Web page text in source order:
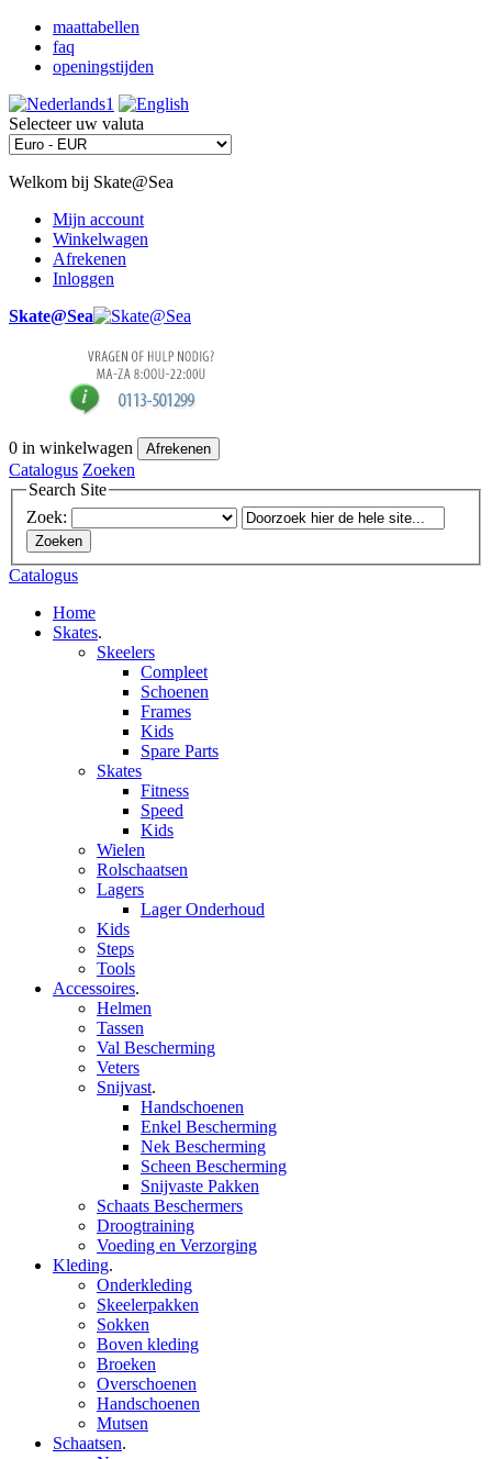
maattabellen
faq
openingstijden
Selecteer uw valuta
Welkom bij Skate@Sea
Mijn account
Winkelwagen
Afrekenen
Inloggen
Skate@Sea
0 in winkelwagen Afrekenen
Catalogus Zoeken
Search Site
Zoek:
Zoeken
Catalogus
Home
Skates.
Skeelers
Compleet
Schoenen
Frames
Kids
Spare Parts
Skates
Fitness
Speed
Kids
Wielen
Rolschaatsen
Lagers
Lager Onderhoud
Kids
Steps
Tools
Accessoires.
Helmen
Tassen
Val Bescherming
Veters
Snijvast.
Handschoenen
Enkel Bescherming
Nek Bescherming
Scheen Bescherming
Snijvaste Pakken
Schaats Beschermers
Droogtraining
Voeding en Verzorging
Kleding.
Onderkleding
Skeelerpakken
Sokken
Boven kleding
Broeken
Overschoenen
Handschoenen
Mutsen
Schaatsen.